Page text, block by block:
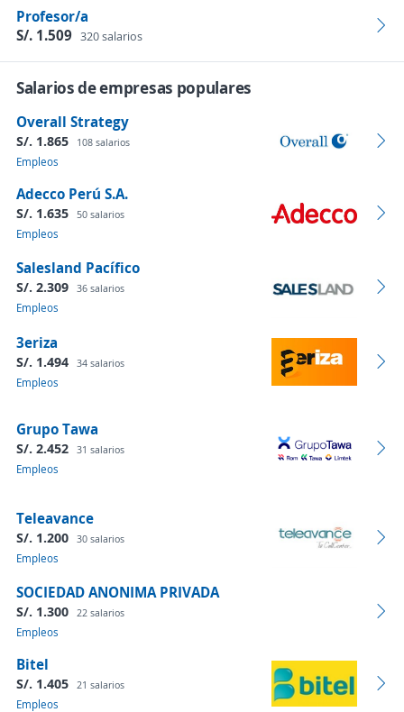
Profesor/a
S/. 1.509 320 salarios
Salarios de empresas populares
Overall Strategy
S/. 1.865 108 salarios
Empleos
Adecco Perú S.A.
S/. 1.635 50 salarios
Empleos
Salesland Pacífico
S/. 2.309 36 salarios
Empleos
3eriza
S/. 1.494 34 salarios
Empleos
Grupo Tawa
S/. 2.452 31 salarios
Empleos
Teleavance
S/. 1.200 30 salarios
Empleos
SOCIEDAD ANONIMA PRIVADA
S/. 1.300 22 salarios
Empleos
Bitel
S/. 1.405 21 salarios
Empleos